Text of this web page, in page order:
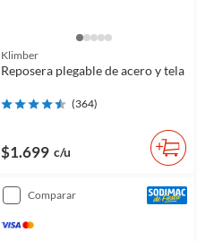
Klimber
Reposera plegable de acero y tela
(364)
$1.699 c/u
comparar